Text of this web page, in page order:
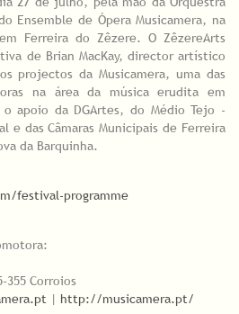
Ensemble de Ópera Musicamera, na
Ferreira do Zêzere. O ZêzereArts
de Brian MacKay, director artístico
projectos da Musicamera, uma das
na área da música erudita em
apoio da DGArtes, do Médio Tejo -
e das Câmaras Municipais de Ferreira
da Barquinha.
festival-programme
355 Corroios
| http://musicamera.pt/